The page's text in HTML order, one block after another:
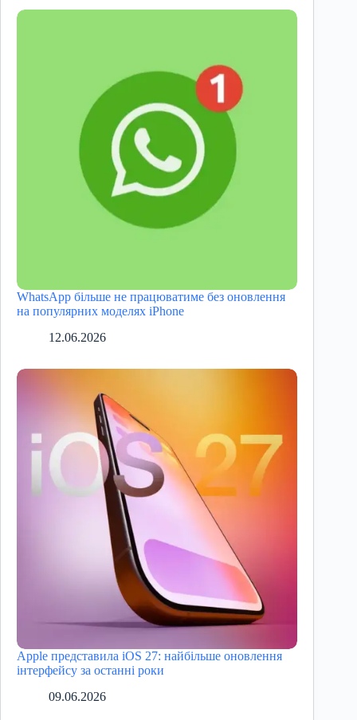
WhatsApp більше не працюватиме без оновлення
на популярних моделях iPhone
12.06.2026
Apple представила iOS 27: найбільше оновлення
інтерфейсу за останні роки
09.06.2026